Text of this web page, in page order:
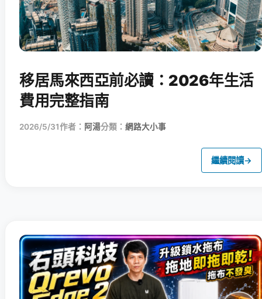
移居馬來西亞前必讀：2026年生活
費用完整指南
2026/5/31作者： 阿湯分類： 網路大小事
繼續閱讀→